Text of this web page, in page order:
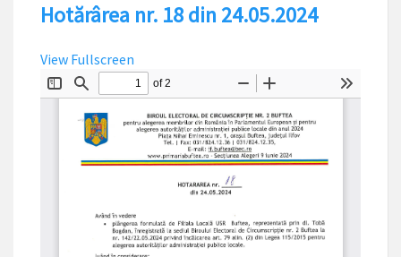
Hotărârea nr. 18 din 24.05.2024
View Fullscreen